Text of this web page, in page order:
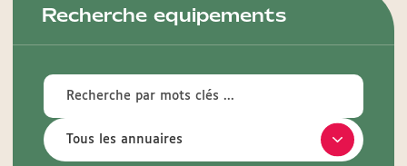
Recherche equipements